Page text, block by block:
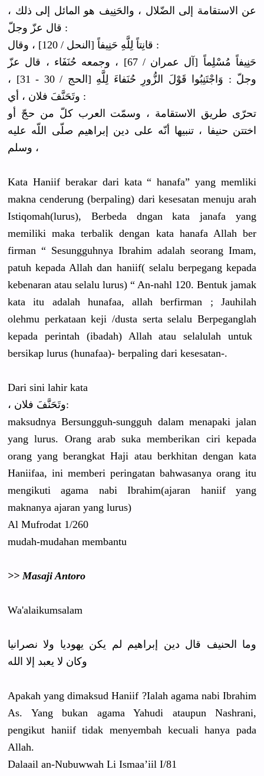
عن الاستقامة إلى الضّلال ، والحَنِيف هو المائل إلى ذلك ،
قال عزّ وجلّ :
قانِتاً لِلَّهِ حَنِيفاً [النحل / 120] ، وقال :
حَنِيفاً مُسْلِماً [آل عمران /
67] ، وجمعه حُنَفَاء ، قال عزّ
وجلّ : وَاجْتَنِبُوا قَوْلَ الزُّورِ حُنَفاءَ لِلَّهِ [الحج /
30 - 31] ،
وتَحَنَّفَ فلان ، أي :
تحرّى طريق الاستقامة ، وسمّت العرب كلّ من حجّ أو
اختتن حنيفا ، تنبيها أنّه على دين إبراهيم صلّى اللّه عليه
وسلم ،
Kata Haniif berakar dari kata “ hanafa” yang memliki
makna cenderung (berpaling) dari kesesatan menuju arah
Istiqomah(lurus), Berbeda dngan kata janafa yang
memiliki maka terbalik dengan kata hanafa Allah ber
firman “ Sesungguhnya Ibrahim adalah seorang Imam,
patuh kepada Allah dan haniif( selalu berpegang kepada
kebenaran atau selalu lurus) “ An-nahl 120. Bentuk jamak
kata itu adalah hunafaa, allah berfirman ; Jauhilah
olehmu perkataan keji /dusta serta selalu Berpeganglah
kepada perintah (ibadah) Allah atau selalulah untuk
bersikap lurus (hunafaa)- berpaling dari kesesatan-.
Dari sini lahir kata
، وتَحَنَّفَفلان:
maksudnya Bersungguh-sungguh dalam menapaki jalan
yang lurus. Orang arab suka memberikan ciri kepada
orang yang berangkat Haji atau berkhitan dengan kata
Haniifaa, ini memberi peringatan bahwasanya orang itu
mengikuti agama nabi Ibrahim(ajaran haniif yang
maknanya ajaran yang lurus)
Al Mufrodat 1/260
mudah-mudahan membantu
>> Masaji Antoro
Wa'alaikumsalam
وما الحنيف قال دين إبراهيم لم يكن يهوديا ولا نصرانيا
وكان لا يعبد إلا الله
Apakah yang dimaksud Haniif ?Ialah agama nabi Ibrahim
As. Yang bukan agama Yahudi ataupun Nashrani,
pengikut haniif tidak menyembah kecuali hanya pada
Allah.
Dalaail an-Nubuwwah Li Ismaa’iil I/81